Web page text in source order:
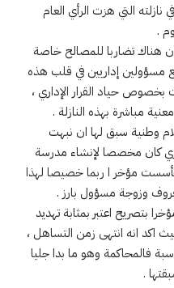
نازلته التي هزت الرأي العام
.
هناك تضاربا للمصالح خاصة
إداريين في قلب هذه
بخصوص حياد القرار الإداري ،
مباشرة بهذه النازلة .
وطنية سبق لها ان نبهت
كان مخصصا لإنشاء مدرسة
مؤخر ا ربما خصيصا لهذا
وزوجة مسؤول بارز .
بتصريح اعتبر بمثابة تهديد
اكد انه انتهى زمن التساهل ،
فالمحاكمة وهو ما بدا جليا
.